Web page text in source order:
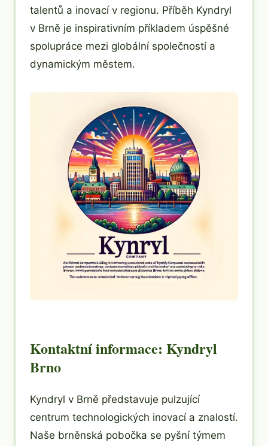
talentů a inovací v regionu. Příběh Kyndryl
v Brně je inspirativním příkladem úspěšné
spolupráce mezi globální společností a
dynamickým městem.
Kontaktní informace: Kyndryl
Brno
Kyndryl v Brně představuje pulzující
centrum technologických inovací a znalostí.
Naše brněnská pobočka se pyšní týmem